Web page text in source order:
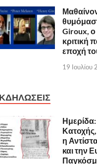
Giroux, ο
κριτική
εποχή
19 Ιουλίου
Κατοχής,
η
και την